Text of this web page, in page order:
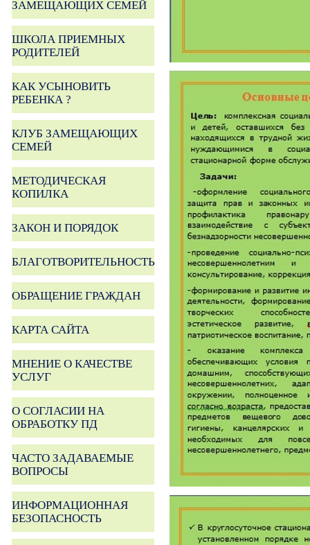
ЗАМЕЩАЮЩИХ СЕМЕЙ
ШКОЛА ПРИЕМНЫХ
РОДИТЕЛЕЙ
КАК УСЫНОВИТЬ
РЕБЕНКА ?
КЛУБ ЗАМЕЩАЮЩИХ
СЕМЕЙ
МЕТОДИЧЕСКАЯ
КОПИЛКА
ЗАКОН И ПОРЯДОК
БЛАГОТВОРИТЕЛЬНОСТЬ
ОБРАЩЕНИЕ ГРАЖДАН
КАРТА САЙТА
МНЕНИЕ О КАЧЕСТВЕ
УСЛУГ
О СОГЛАСИИ НА
ОБРАБОТКУ ПД
ЧАСТО ЗАДАВАЕМЫЕ
ВОПРОСЫ
ИНФОРМАЦИОННАЯ
БЕЗОПАСНОСТЬ